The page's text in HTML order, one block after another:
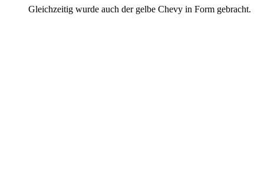
Gleichzeitig wurde auch der gelbe Chevy in Form gebracht.